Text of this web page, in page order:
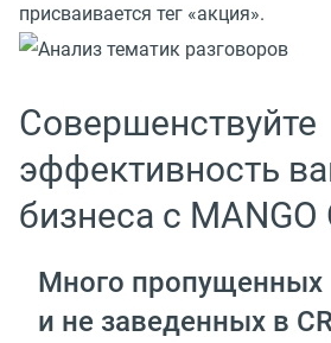
присваивается тег «акция».
Совершенствуйте
эффективность
бизнеса с MANGO
Много пропущенных
и не заведенных в